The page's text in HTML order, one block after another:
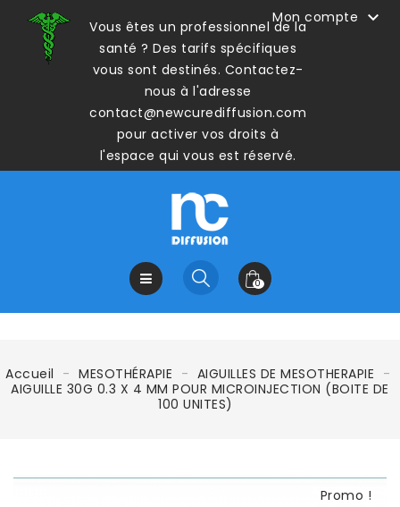
Vous êtes un professionnel de la
santé ? Des tarifs spécifiques
vous sont destinés. Contactez-
nous à l'adresse
contact@newcurediffusion.com
pour activer vos droits à
l'espace qui vous est réservé.
Mon compte 
0
Accueil MESOTHÉRAPIE
AIGUILLES DE MESOTHERAPIE
AIGUILLE 30G 0.3 X 4 MM POUR MICROINJECTION (BOITE DE
100 UNITES)
Promo !